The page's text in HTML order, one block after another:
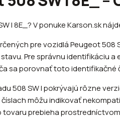
I 8E_? V ponuke Karson.sk
pre vozidlá Peugeot
Pre správnu identifikáciu
sa porovnať toto
508 SW I pokrývajú rôzne
môžu indikovať
prebieha